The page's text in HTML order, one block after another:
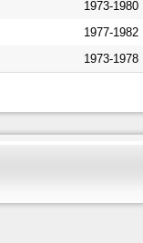
1973-1980
1977-1982
1973-1978